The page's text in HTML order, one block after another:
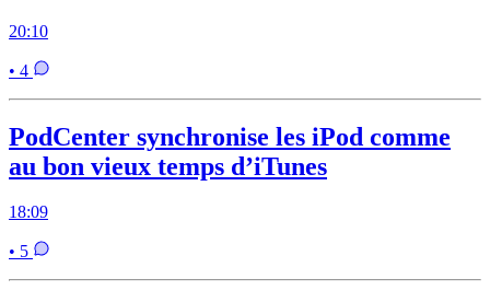
20:10
• 4
PodCenter synchronise les iPod comme
au bon vieux temps d’iTunes
18:09
• 5